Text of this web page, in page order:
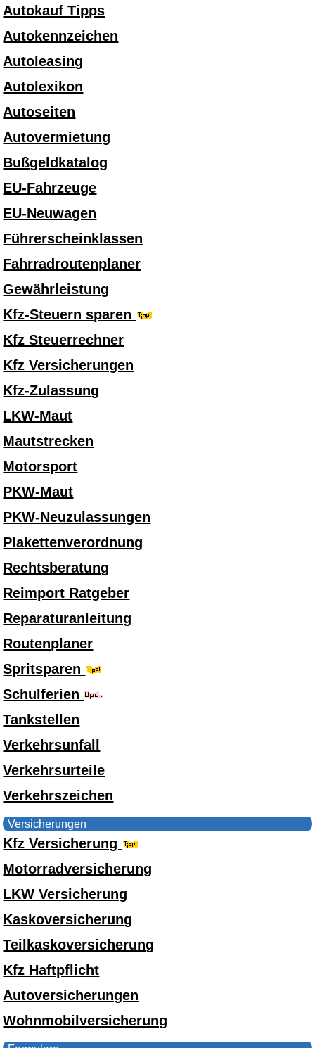
Autokauf Tipps
Autokennzeichen
Autoleasing
Autolexikon
Autoseiten
Autovermietung
Bußgeldkatalog
EU-Fahrzeuge
EU-Neuwagen
Führerscheinklassen
Fahrradroutenplaner
Gewährleistung
Kfz-Steuern sparen
Kfz Steuerrechner
Kfz Versicherungen
Kfz-Zulassung
LKW-Maut
Mautstrecken
Motorsport
PKW-Maut
PKW-Neuzulassungen
Plakettenverordnung
Rechtsberatung
Reimport Ratgeber
Reparaturanleitung
Routenplaner
Spritsparen
Schulferien
Tankstellen
Verkehrsunfall
Verkehrsurteile
Verkehrszeichen
Versicherungen
Kfz Versicherung
Motorradversicherung
LKW Versicherung
Kaskoversicherung
Teilkaskoversicherung
Kfz Haftpflicht
Autoversicherungen
Wohnmobilversicherung